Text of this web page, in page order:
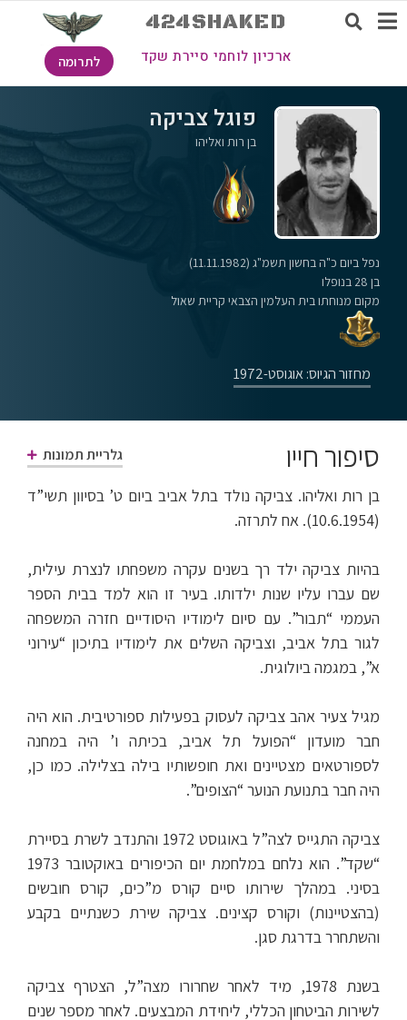
424SHAKED
ארכיון לוחמי סיירת שקד לתרומה
פוגל צביקה
בן רות ואליהו
נפל ביום כ"ה בחשון תשמ"ג (11.11.1982)
בן 28 בנופלו
מקום מנוחתו בית העלמין הצבאי קריית שאול
מחזור הגיוס: אוגוסט-1972
סיפור חייו גלריית תמונות
בן רות ואליהו. צביקה נולד בתל אביב ביום ט’ בסיוון תשי”ד
(10.6.1954). אח לתרזה.
בהיות צביקה ילד רך בשנים עקרה משפחתו לנצרת עילית,
שם עברו עליו שנות ילדותו. בעיר זו הוא למד בבית הספר
העממי “תבור”. עם סיום לימודיו היסודיים חזרה המשפחה
לגור בתל אביב, וצביקה השלים את לימודיו בתיכון “עירוני
א”, במגמה ביולוגית.
מגיל צעיר אהב צביקה לעסוק בפעילות ספורטיבית. הוא היה
חבר מועדון “הפועל תל אביב, בכיתה ו’ היה במחנה
לספורטאים מצטיינים ואת חופשותיו בילה בצלילה. כמו כן,
היה חבר בתנועת הנוער “הצופים”.
צביקה התגייס לצה”ל באוגוסט 1972 והתנדב לשרת בסיירת
“שקד”. הוא נלחם במלחמת יום הכיפורים באוקטובר 1973
בסיני. במהלך שירותו סיים קורס מ”כים, קורס חובשים
(בהצטיינות) וקורס קצינים. צביקה שירת כשנתיים בקבע
והשתחרר בדרגת סגן.
בשנת 1978, מיד לאחר שחרורו מצה”ל, הצטרף צביקה
לשירות הביטחון הכללי, ליחידת המבצעים. לאחר מספר שנים